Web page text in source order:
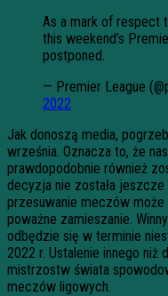
As a mark of respect
this weekend’s
postponed.
— Premier League
2022
Jak donoszą media,
września. Oznacza to, że
prawdopodobnie również
decyzja nie została
przesuwanie meczów
poważne zamieszanie.
odbędzie się w terminie
2022 r. Ustalenie innego niż
mistrzostw świata
meczów ligowych.